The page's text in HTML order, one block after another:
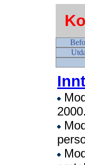
2000.